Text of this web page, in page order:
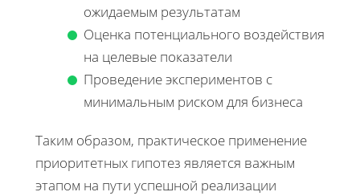
ожидаемым результатам
Оценка потенциального воздействия
на целевые показатели
Проведение экспериментов с
минимальным риском для бизнеса
Таким образом, практическое применение
приоритетных гипотез является важным
этапом на пути успешной реализации